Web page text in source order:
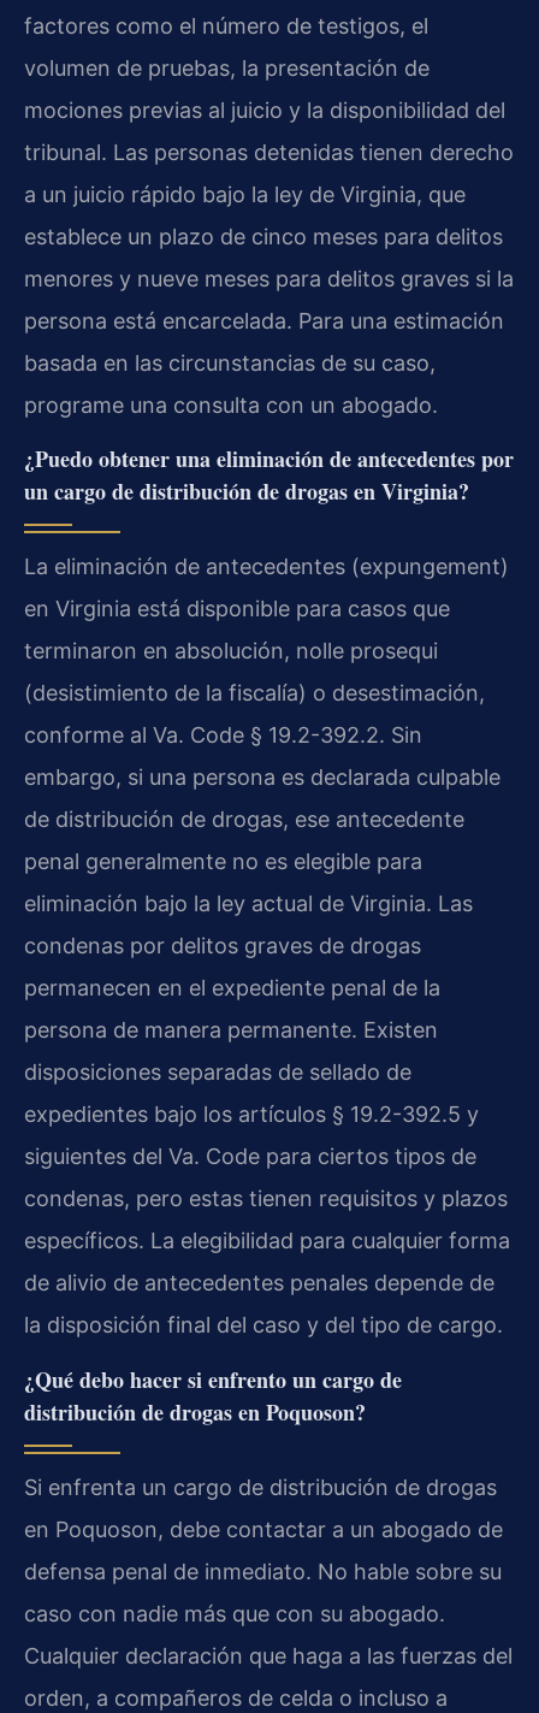
factores como el número de testigos, el
volumen de pruebas, la presentación de
mociones previas al juicio y la disponibilidad del
tribunal. Las personas detenidas tienen derecho
a un juicio rápido bajo la ley de Virginia, que
establece un plazo de cinco meses para delitos
menores y nueve meses para delitos graves si la
persona está encarcelada. Para una estimación
basada en las circunstancias de su caso,
programe una consulta con un abogado.
¿Puedo obtener una eliminación de antecedentes por
un cargo de distribución de drogas en Virginia?
La eliminación de antecedentes (expungement)
en Virginia está disponible para casos que
terminaron en absolución, nolle prosequi
(desistimiento de la fiscalía) o desestimación,
conforme al Va. Code § 19.2-392.2. Sin
embargo, si una persona es declarada culpable
de distribución de drogas, ese antecedente
penal generalmente no es elegible para
eliminación bajo la ley actual de Virginia. Las
condenas por delitos graves de drogas
permanecen en el expediente penal de la
persona de manera permanente. Existen
disposiciones separadas de sellado de
expedientes bajo los artículos § 19.2-392.5 y
siguientes del Va. Code para ciertos tipos de
condenas, pero estas tienen requisitos y plazos
específicos. La elegibilidad para cualquier forma
de alivio de antecedentes penales depende de
la disposición final del caso y del tipo de cargo.
¿Qué debo hacer si enfrento un cargo de
distribución de drogas en Poquoson?
Si enfrenta un cargo de distribución de drogas
en Poquoson, debe contactar a un abogado de
defensa penal de inmediato. No hable sobre su
caso con nadie más que con su abogado.
Cualquier declaración que haga a las fuerzas del
orden, a compañeros de celda o incluso a